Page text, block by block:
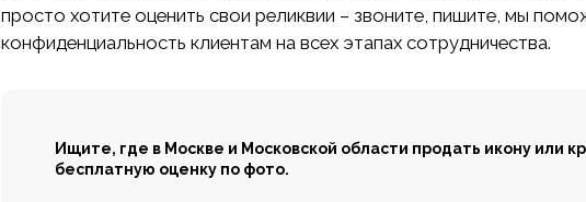
просто хотите оценить свои реликвии – звоните, пишите, мы
конфиденциальность клиентам на всех этапах сотрудничества.
Ищите, где в Москве и Московской области продать икону или
бесплатную оценку по фото.